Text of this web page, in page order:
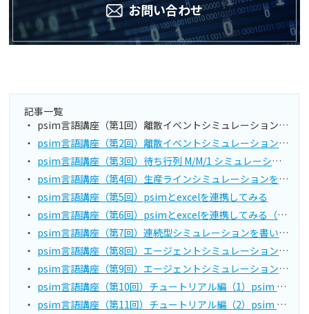
お問い合わせ
記事一覧
psim言語講座（第1回）離散イベントシミュレーション（待ち行列 M/M/1モデル）を書いてみる
psim言語講座（第2回）離散イベントシミュレーション（待ち行列 M/M/1モデル）を読んでみる
psim言語講座（第3回）待ち行列 M/M/1 シミュレーションを拡張してみる
psim言語講座（第4回）生産ラインシミュレーションを書いてみる
psim言語講座（第5回）psimとexcelを連携してみる
psim言語講座（第6回）psimとexcelを連携してみる（グラフ編）
psim言語講座（第7回）連続型シミュレーションを書いてみる
psim言語講座（第8回）エージェントシミュレーションを書いてみる
psim言語講座（第9回）エージェントシミュレーションを拡張してみる
psim言語講座（第10回）チュートリアル編（1）psim で 「Hello World!」
psim言語講座（第11回）チュートリアル編（2）psim のプロセスを使いこなす